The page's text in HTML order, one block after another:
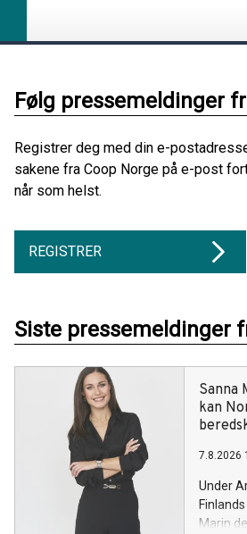
Følg pressemeldinger
Registrer deg med din e-
sakene fra Coop Norge på e-post
når som helst.
REGISTRER
Siste pressemeldinger
Sanna
kan
7.8.2026
Under
Marin